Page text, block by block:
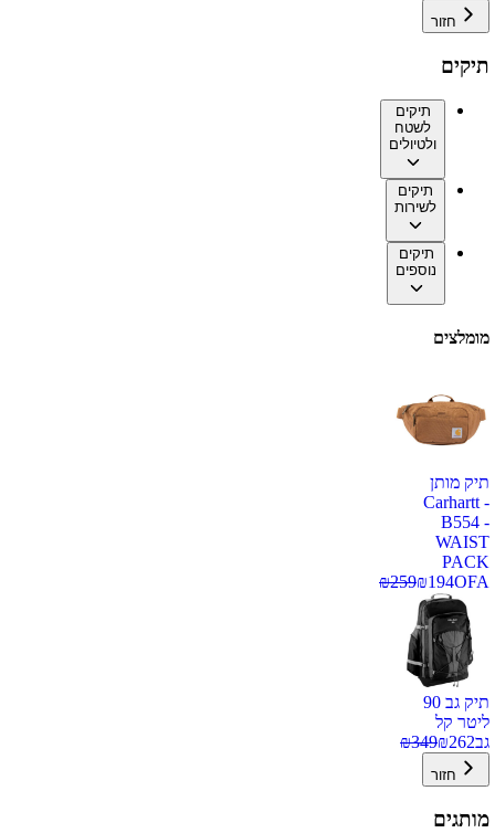
חזור
תיקים
תיקים
לשטח
ולטיולים
תיקים
לשירות
תיקים
נוספים
מומלצים
תיק מותן
Carhartt -
B554 -
WAIST
PACK
OFA
₪194
₪259
תיק גב 90
ליטר קל
גב
₪262
₪349
חזור
מותגים